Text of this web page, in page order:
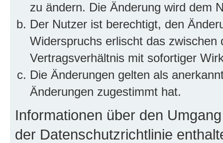
zu ändern. Die Änderung wird dem
Der Nutzer ist berechtigt, den
Widerspruchs erlischt das
Vertragsverhältnis mit sofortiger
Die Änderungen gelten als
Änderungen zugestimmt hat.
Informationen über den
der Datenschutzrichtlinie